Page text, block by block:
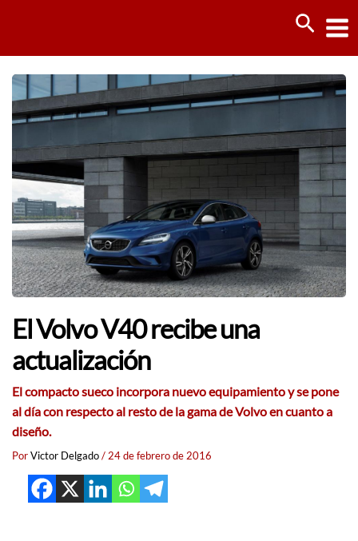
El Volvo V40 recibe una
actualización
El compacto sueco incorpora nuevo equipamiento y se pone
al día con respecto al resto de la gama de Volvo en cuanto a
diseño.
PorVictor Delgado/ 24 de febrero de 2016